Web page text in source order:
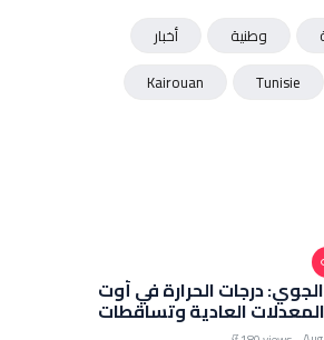
وطنية
أخبار
Tunisie
Kairouan
درجات الحرارة في أوت
العادية وتساقطات
في الخريف